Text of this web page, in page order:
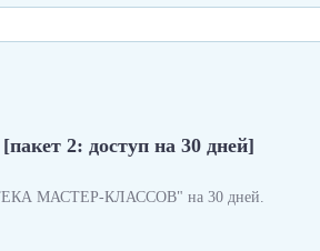
2: доступ на 30 дней]
МАСТЕР-КЛАССОВ" на 30 дней.